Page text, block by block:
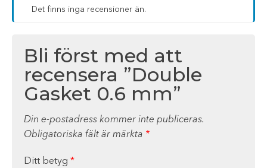
Det finns inga recensioner än.
Bli först med att
recensera ”Double
Gasket 0.6 mm”
Din e-postadress kommer inte publiceras.
Obligatoriska fält är märkta *
Ditt betyg *